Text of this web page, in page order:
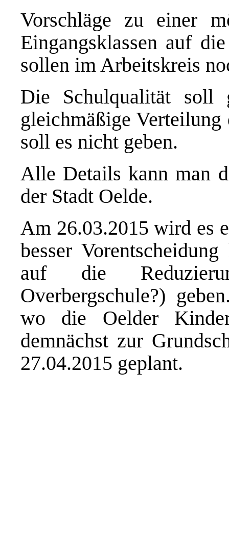
Vorschläge zu einer
Eingangsklassen auf
sollen im Arbeitskreis
Die Schulqualität soll
gleichmäßige
soll es nicht geben.
Alle Details kann man
der Stadt Oelde.
Am 26.03.2015 wird es
besser
auf die
Overbergschule?)
wo die Oelder
demnächst zur
27.04.2015 geplant.